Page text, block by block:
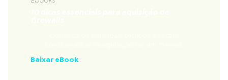
Baixar eBook